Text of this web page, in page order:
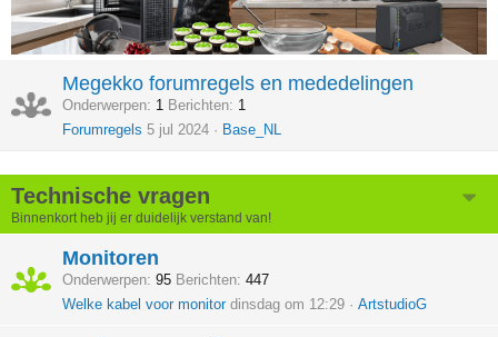
Megekko forumregels en mededelingen
Onderwerpen 1 Berichten 1
Forumregels 5 jul 2024 Base_NL
Technische vragen
Binnenkort heb jij er duidelijk verstand van!
Monitoren
Onderwerpen 95 Berichten 447
Welke kabel voor monitor dinsdag om 12:29 ArtstudioG